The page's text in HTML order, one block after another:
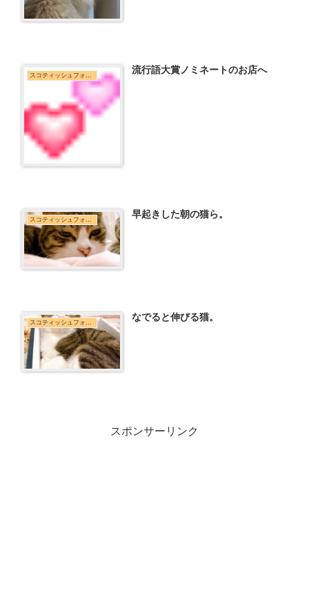
流行語大賞ノミネートのお店へ
スコティッシュフォールド 早起きした朝の猫ら。
なでると伸びる猫。
スポンサーリンク